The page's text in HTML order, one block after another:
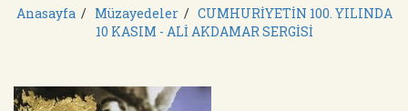
Anasayfa/ Müzayedeler/ CUMHURİYETİN 100. YILINDA
10 KASIM - ALİ AKDAMAR SERGİSİ